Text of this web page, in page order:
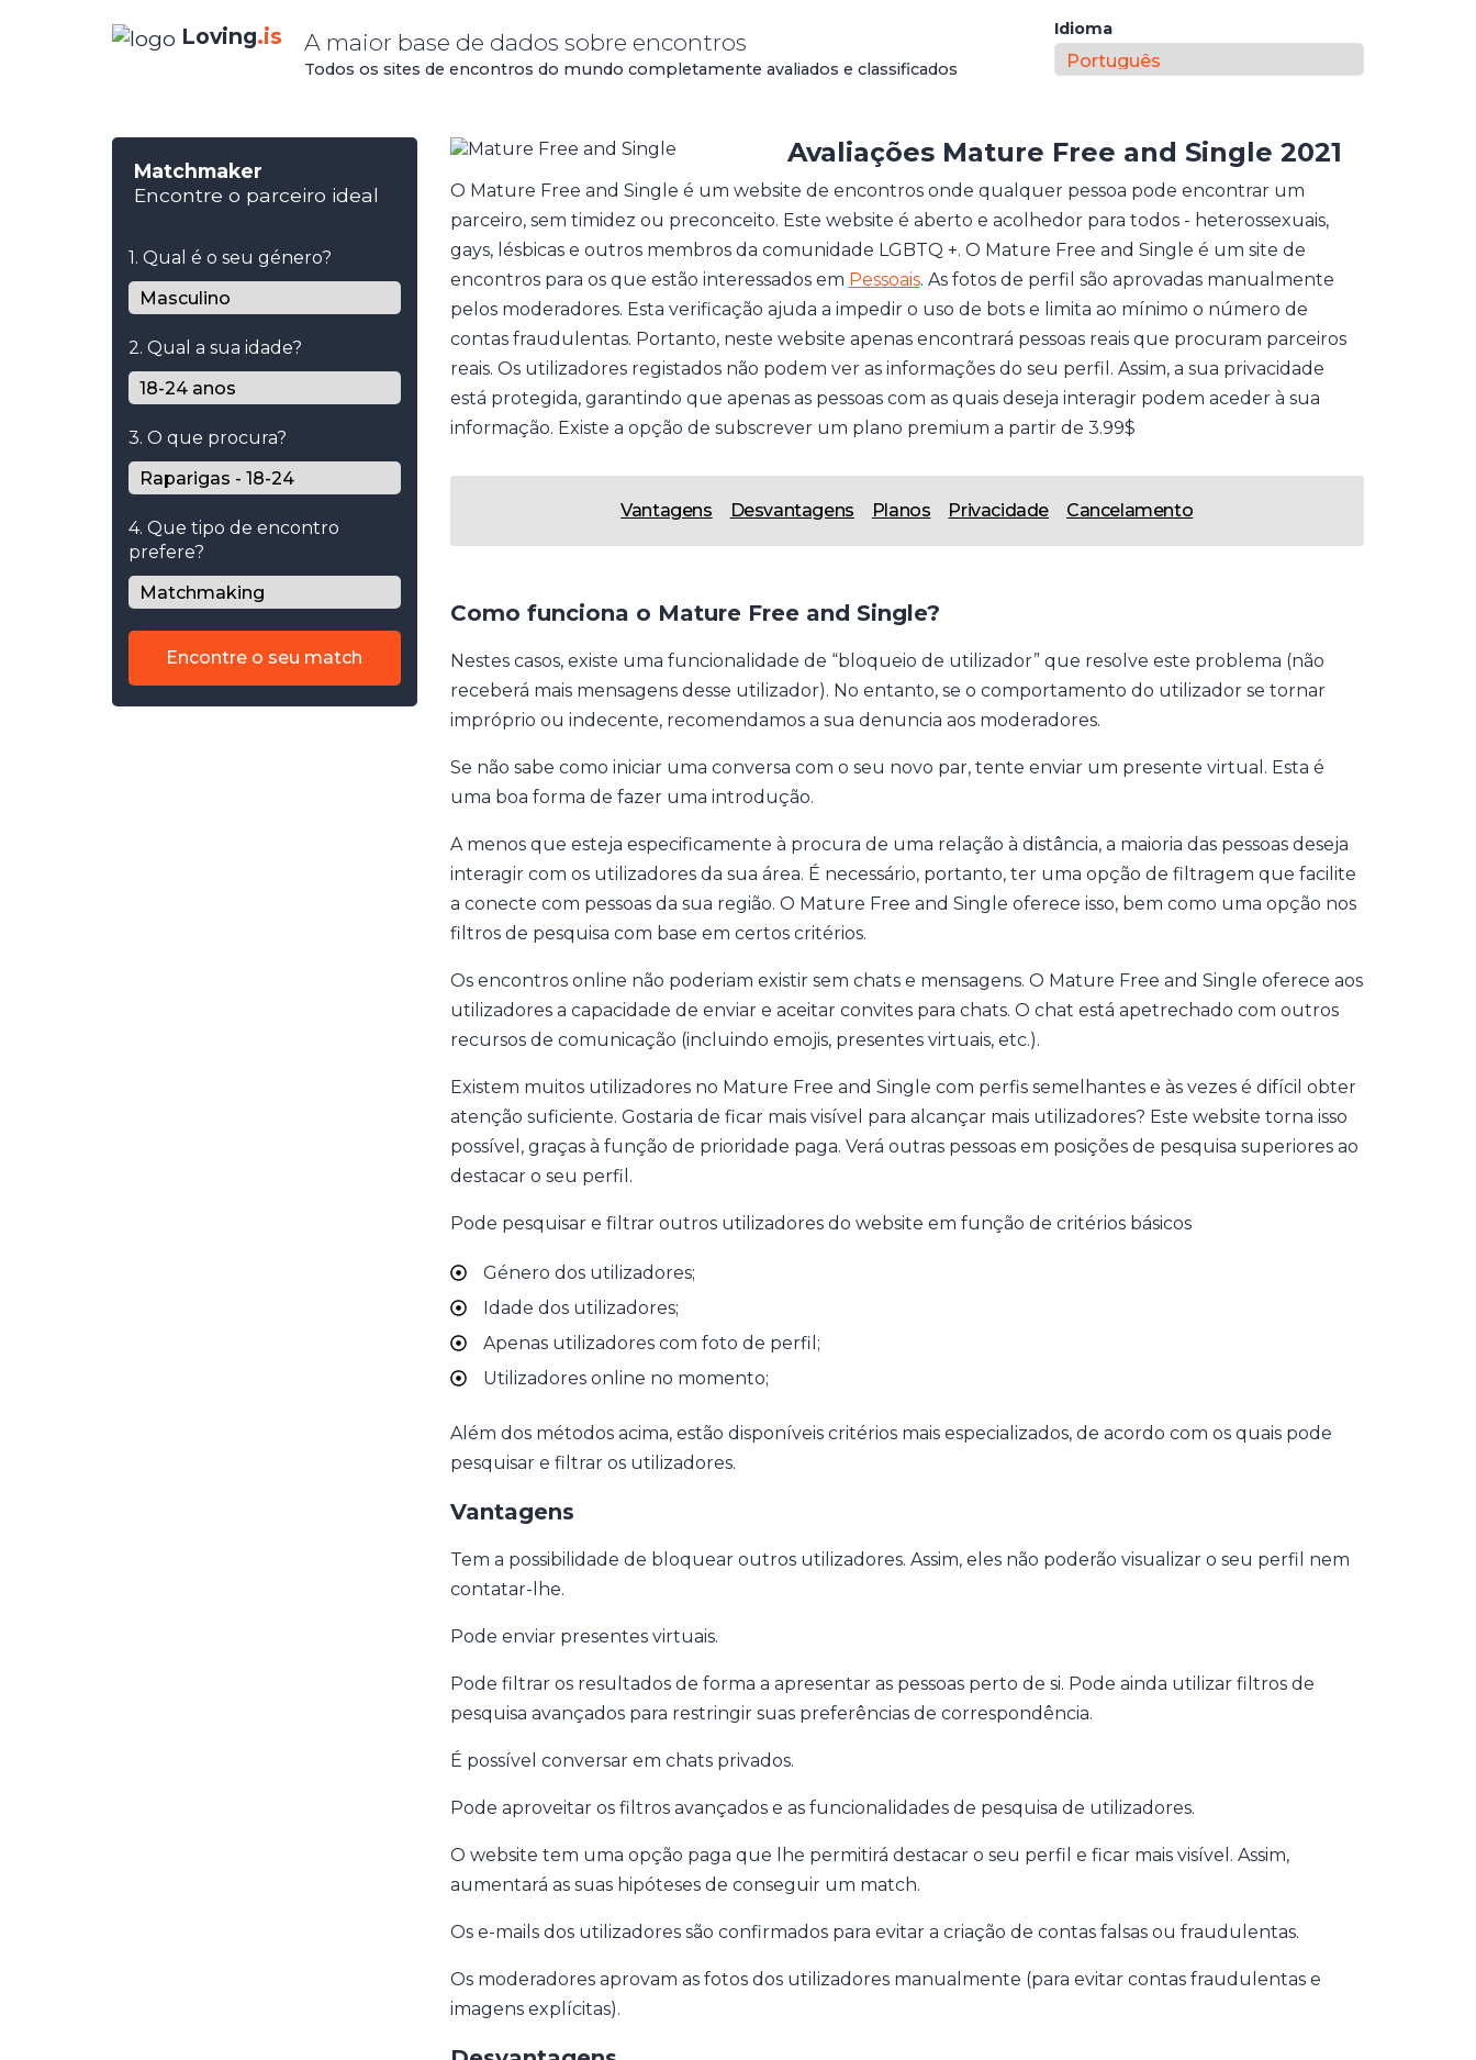
Loving.is A maior base de dados sobre encontros
Todos os sites de encontros do mundo completamente avaliados e classificados
Idioma
Matchmaker
Encontre o parceiro ideal
1. Qual é o seu género?
2. Qual a sua idade?
3. O que procura?
4. Que tipo de encontro
prefere?
Encontre o seu match
Avaliações Mature Free and Single 2021
O Mature Free and Single é um website de encontros onde qualquer pessoa pode encontrar um
parceiro, sem timidez ou preconceito. Este website é aberto e acolhedor para todos - heterossexuais,
gays, lésbicas e outros membros da comunidade LGBTQ +. O Mature Free and Single é um site de
encontros para os que estão interessados em Pessoais. As fotos de perfil são aprovadas manualmente
pelos moderadores. Esta verificação ajuda a impedir o uso de bots e limita ao mínimo o número de
contas fraudulentas. Portanto, neste website apenas encontrará pessoas reais que procuram parceiros
reais. Os utilizadores registados não podem ver as informações do seu perfil. Assim, a sua privacidade
está protegida, garantindo que apenas as pessoas com as quais deseja interagir podem aceder à sua
informação. Existe a opção de subscrever um plano premium a partir de 3.99$
Vantagens Desvantagens Planos Privacidade Cancelamento
Como funciona o Mature Free and Single?
Nestes casos, existe uma funcionalidade de “bloqueio de utilizador” que resolve este problema (não
receberá mais mensagens desse utilizador). No entanto, se o comportamento do utilizador se tornar
impróprio ou indecente, recomendamos a sua denuncia aos moderadores.
Se não sabe como iniciar uma conversa com o seu novo par, tente enviar um presente virtual. Esta é
uma boa forma de fazer uma introdução.
A menos que esteja especificamente à procura de uma relação à distância, a maioria das pessoas deseja
interagir com os utilizadores da sua área. É necessário, portanto, ter uma opção de filtragem que facilite
a conecte com pessoas da sua região. O Mature Free and Single oferece isso, bem como uma opção nos
filtros de pesquisa com base em certos critérios.
Os encontros online não poderiam existir sem chats e mensagens. O Mature Free and Single oferece aos
utilizadores a capacidade de enviar e aceitar convites para chats. O chat está apetrechado com outros
recursos de comunicação (incluindo emojis, presentes virtuais, etc.).
Existem muitos utilizadores no Mature Free and Single com perfis semelhantes e às vezes é difícil obter
atenção suficiente. Gostaria de ficar mais visível para alcançar mais utilizadores? Este website torna isso
possível, graças à função de prioridade paga. Verá outras pessoas em posições de pesquisa superiores ao
destacar o seu perfil.
Pode pesquisar e filtrar outros utilizadores do website em função de critérios básicos
Género dos utilizadores;
Idade dos utilizadores;
Apenas utilizadores com foto de perfil;
Utilizadores online no momento;
Além dos métodos acima, estão disponíveis critérios mais especializados, de acordo com os quais pode
pesquisar e filtrar os utilizadores.
Vantagens
Tem a possibilidade de bloquear outros utilizadores. Assim, eles não poderão visualizar o seu perfil nem
contatar-lhe.
Pode enviar presentes virtuais.
Pode filtrar os resultados de forma a apresentar as pessoas perto de si. Pode ainda utilizar filtros de
pesquisa avançados para restringir suas preferências de correspondência.
É possível conversar em chats privados.
Pode aproveitar os filtros avançados e as funcionalidades de pesquisa de utilizadores.
O website tem uma opção paga que lhe permitirá destacar o seu perfil e ficar mais visível. Assim,
aumentará as suas hipóteses de conseguir um match.
Os e-mails dos utilizadores são confirmados para evitar a criação de contas falsas ou fraudulentas.
Os moderadores aprovam as fotos dos utilizadores manualmente (para evitar contas fraudulentas e
imagens explícitas).